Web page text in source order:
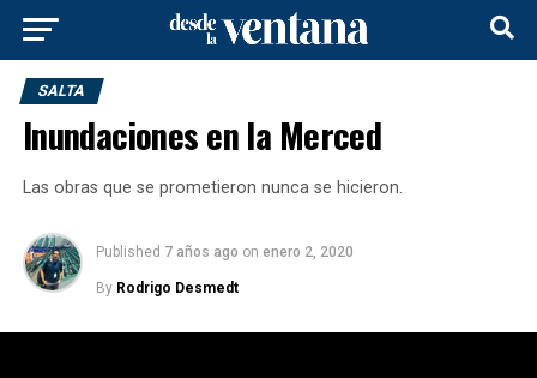
SALTA
Inundaciones en la Merced
Las obras que se prometieron nunca se hicieron.
Published 7 años ago on enero 2, 2020
By Rodrigo Desmedt